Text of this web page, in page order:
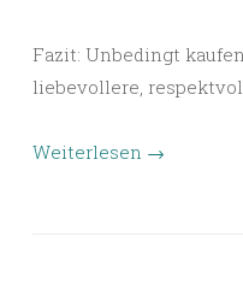
Fazit: Unbedingt
liebevollere,
Weiterlesen →